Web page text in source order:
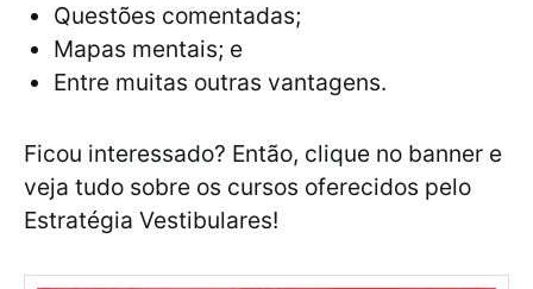
Questões comentadas;
Mapas mentais; e
Entre muitas outras vantagens.
Ficou interessado? Então, clique no banner e
veja tudo sobre os cursos oferecidos pelo
Estratégia Vestibulares!